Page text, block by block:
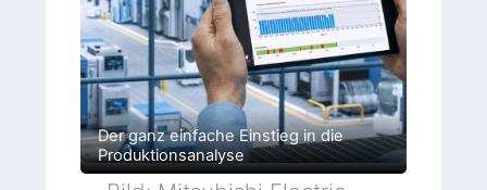
Der ganz einfache Einstieg in die
Produktionsanalyse